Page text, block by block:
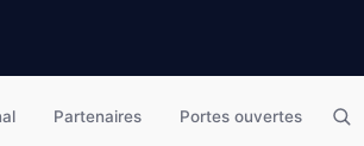
Partenaires Portes ouvertes